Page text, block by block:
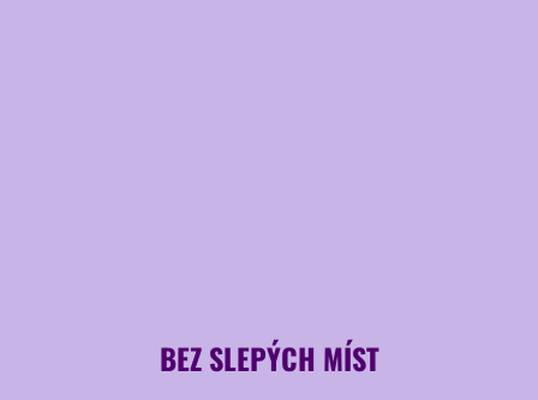
BEZ SLEPÝCH MÍST